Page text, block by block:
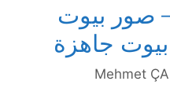
– صور بيوت
جاهزة
Mehmet